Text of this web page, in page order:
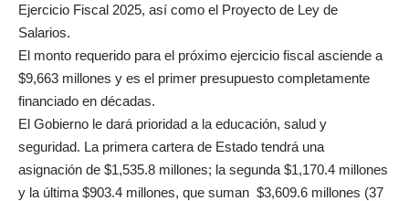
Ejercicio Fiscal 2025, así como el Proyecto de Ley de
Salarios.
El monto requerido para el próximo ejercicio fiscal asciende a
$9,663 millones y es el primer presupuesto completamente
financiado en décadas.
El Gobierno le dará prioridad a la educación, salud y
seguridad. La primera cartera de Estado tendrá una
asignación de $1,535.8 millones; la segunda $1,170.4 millones
y la última $903.4 millones, que suman $3,609.6 millones (37